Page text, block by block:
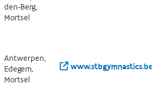
den-Berg,
Mortsel
Antwerpen,
Edegem,
Mortsel
www.stbgymnastics.be/